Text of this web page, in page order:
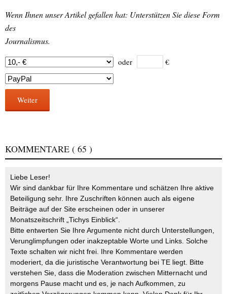
Wenn Ihnen unser Artikel gefallen hat: Unterstützen Sie diese Form
des
Journalismus.
oder €
Weiter
KOMMENTARE ( 65 )
Liebe Leser!
Wir sind dankbar für Ihre Kommentare und schätzen Ihre aktive
Beteiligung sehr. Ihre Zuschriften können auch als eigene
Beiträge auf der Site erscheinen oder in unserer
Monatszeitschrift „Tichys Einblick“.
Bitte entwerten Sie Ihre Argumente nicht durch Unterstellungen,
Verunglimpfungen oder inakzeptable Worte und Links. Solche
Texte schalten wir nicht frei. Ihre Kommentare werden
moderiert, da die juristische Verantwortung bei TE liegt. Bitte
verstehen Sie, dass die Moderation zwischen Mitternacht und
morgens Pause macht und es, je nach Aufkommen, zu